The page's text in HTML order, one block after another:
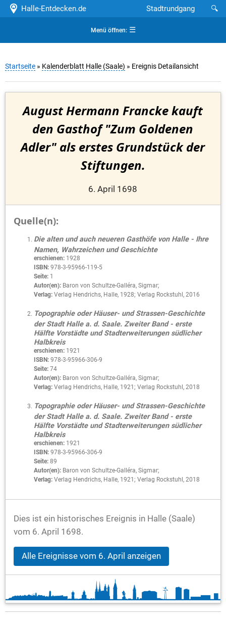
Halle-Entdecken.de 🔍
Stadtrundgang
Menü öffnen:☰
Startseite » Kalenderblatt Halle (Saale) » Ereignis Detailansicht
August Hermann Francke kauft
den Gasthof "Zum Goldenen
Adler" als erstes Grundstück der
Stiftungen.
6. April 1698
Quelle(n):
Die alten und auch neueren Gasthöfe von Halle - Ihre
Namen, Wahrzeichen und Geschichte
erschienen: 1928
ISBN: 978-3-95966-119-5
Seite: 1
Autor(en): Baron von Schultze-Galléra, Sigmar;
Verlag: Verlag Hendrichs, Halle, 1928; Verlag Rockstuhl, 2016
Topographie oder Häuser- und Strassen-Geschichte
der Stadt Halle a. d. Saale. Zweiter Band - erste
Hälfte Vorstädte und Stadterweiterungen südlicher
Halbkreis
erschienen: 1921
ISBN: 978-3-95966-306-9
Seite: 74
Autor(en): Baron von Schultze-Galléra, Sigmar;
Verlag: Verlag Hendrichs, Halle, 1921; Verlag Rockstuhl, 2018
Topographie oder Häuser- und Strassen-Geschichte
der Stadt Halle a. d. Saale. Zweiter Band - erste
Hälfte Vorstädte und Stadterweiterungen südlicher
Halbkreis
erschienen: 1921
ISBN: 978-3-95966-306-9
Seite: 89
Autor(en): Baron von Schultze-Galléra, Sigmar;
Verlag: Verlag Hendrichs, Halle, 1921; Verlag Rockstuhl, 2018
Dies ist ein historisches Ereignis in Halle (Saale)
vom 6. April 1698.
Alle Ereignisse vom 6. April anzeigen